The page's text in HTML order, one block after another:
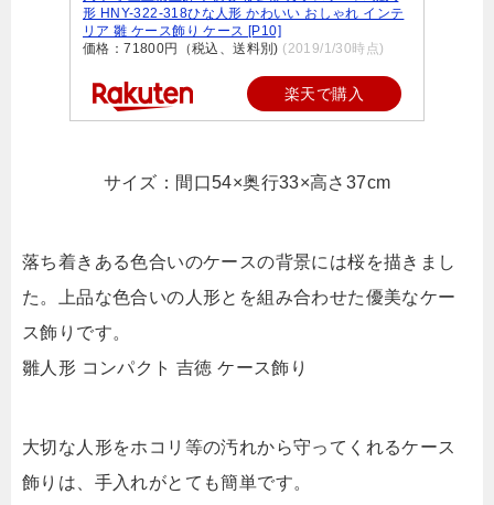
形 HNY-322-318ひな人形 かわいい おしゃれ インテ
リア 雛 ケース飾り ケース [P10]
価格：71800円（税込、送料別) (2019/1/30時点)
楽天で購入
サイズ：間口54×奥行33×高さ37cm
落ち着きある色合いのケースの背景には桜を描きまし
た。上品な色合いの人形とを組み合わせた優美なケー
ス飾りです。
雛人形 コンパクト 吉徳 ケース飾り
大切な人形をホコリ等の汚れから守ってくれるケース
飾りは、手入れがとても簡単です。